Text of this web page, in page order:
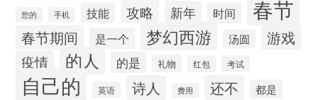
您的 手机 技能 攻略 新年 时间 春节
春节期间 是一个 梦幻西游 汤圆 游戏
疫情 的人 的是 礼物 红包 考试
自己的 英语 诗人 费用 还不 都是